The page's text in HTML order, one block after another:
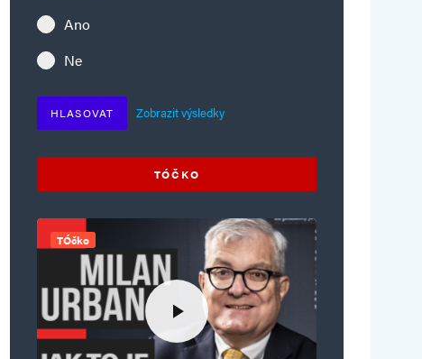
Ano
Ne
HLASOVAT Zobrazit výsledky
TÓČKO
TÓčko